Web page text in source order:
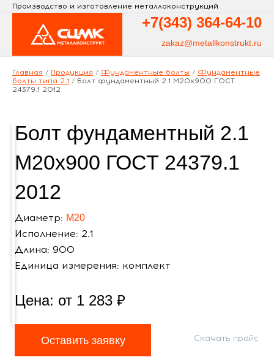
Производство и изготовление металлоконструкций
+7(343) 364-64-10
zakaz@metallkonstrukt.ru
Главная / Продукция / Фундаментные болты / Фундаментные
болты типа 2.1 / Болт фундаментный 2.1 М20х900 ГОСТ
24379.1 2012
Болт фундаментный 2.1
М20х900 ГОСТ 24379.1
2012
Диаметр: М20
Исполнение: 2.1
Длина: 900
Единица измерения: комплект
Цена: от 1 283 ₽
Оставить заявку Скачать прайс